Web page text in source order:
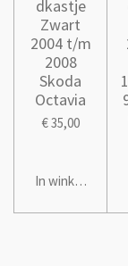
dkastje
Zwart
2004 t/m
2008
Skoda
Octavia
€ 35,00
In winkelwagen